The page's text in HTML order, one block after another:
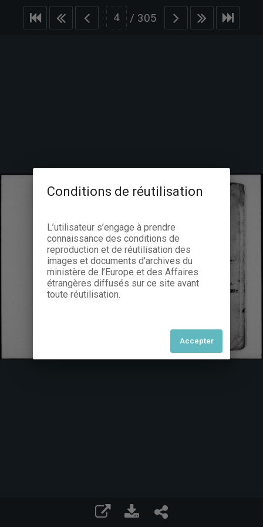
/ 305
Conditions de réutilisation
L’utilisateur s’engage à prendre
connaissance des conditions de
reproduction et de réutilisation des
images et documents d’archives du
ministère de l’Europe et des Affaires
étrangères diffusés sur ce site avant
toute réutilisation.